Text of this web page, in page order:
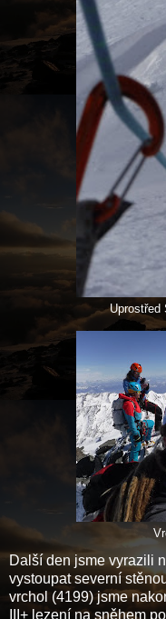
Uprostřed
Další den jsme vyrazili
vystoupat severní
vrchol (4199) jsme
III+ lezení na sněhem